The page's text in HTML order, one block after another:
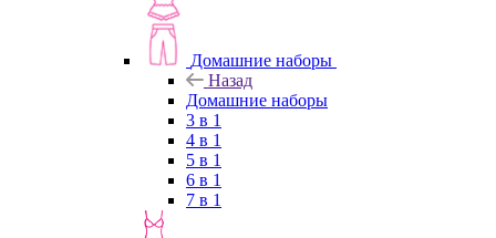
Домашние наборы
Назад
Домашние наборы
3 в 1
4 в 1
5 в 1
6 в 1
7 в 1